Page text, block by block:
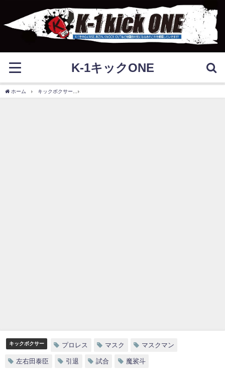
K-1キックONE
ホーム キックボクサー
キックボクサー プロレス マスク マスクマン
左右田泰臣 引退 試合 魔裟斗